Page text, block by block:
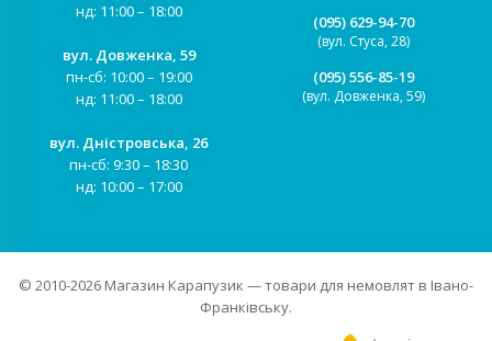
нд: 11:00 – 18:00
вул. Довженка, 59
пн-сб: 10:00 – 19:00
нд: 11:00 – 18:00
вул. Дністровська, 26
пн-сб: 9:30 – 18:30
нд: 10:00 – 17:00
(095) 629-94-70
(вул. Стуса, 28)
(095) 556-85-19
(вул. Довженка, 59)
© 2010-2026 Магазин Карапузик — товари для немовлят в Івано-
Франківську.